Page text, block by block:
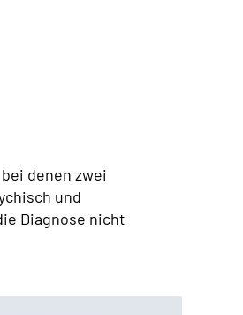
denen zwei
und
Diagnose nicht